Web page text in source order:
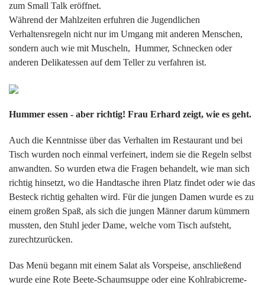
zum Small Talk eröffnet.
Während der Mahlzeiten erfuhren die Jugendlichen
Verhaltensregeln nicht nur im Umgang mit anderen Menschen,
sondern auch wie mit Muscheln, Hummer, Schnecken oder
anderen Delikatessen auf dem Teller zu verfahren ist.
Hummer essen - aber richtig! Frau Erhard zeigt, wie es geht.
Auch die Kenntnisse über das Verhalten im Restaurant und bei
Tisch wurden noch einmal verfeinert, indem sie die Regeln selbst
anwandten. So wurden etwa die Fragen behandelt, wie man sich
richtig hinsetzt, wo die Handtasche ihren Platz findet oder wie das
Besteck richtig gehalten wird. Für die jungen Damen wurde es zu
einem großen Spaß, als sich die jungen Männer darum kümmern
mussten, den Stuhl jeder Dame, welche vom Tisch aufsteht,
zurechtzurücken.
Das Menü begann mit einem Salat als Vorspeise, anschließend
wurde eine Rote Beete-Schaumsuppe oder eine Kohlrabicreme-